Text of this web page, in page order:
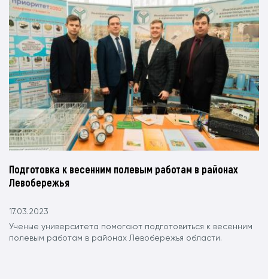
Подготовка к весенним полевым работам в районах
Левобережья
17.03.2023
Ученые университета помогают подготовиться к весенним
полевым работам в районах Левобережья области.